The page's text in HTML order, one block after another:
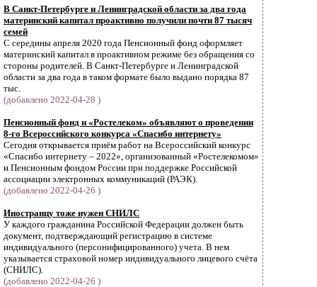
В Санкт-Петербурге и Ленинградской области за два года
материнский капитал проактивно получили почти 87 тысяч
семей
С середины апреля 2020 года Пенсионный фонд оформляет
материнский капитал в проактивном режиме без обращения со
стороны родителей. В Санкт-Петербурге и Ленинградской
области за два года в таком формате было выдано порядка 87
тыс.
(добавлено 2022-04-28 )
Пенсионный фонд и «Ростелеком» объявляют о проведении
8-го Всероссийского конкурса «Спасибо интернету»
Сегодня открывается приём работ на Всероссийский конкурс
«Спасибо интернету – 2022», организованный «Ростелекомом»
и Пенсионным фондом России при поддержке Российской
ассоциации электронных коммуникаций (РАЭК).
(добавлено 2022-04-26 )
Иностранцу тоже нужен СНИЛС
У каждого гражданина Российской Федерации должен быть
документ, подтверждающий регистрацию в системе
индивидуального (персонифицированного) учета. В нем
указывается страховой номер индивидуального лицевого счёта
(СНИЛС).
(добавлено 2022-04-26 )